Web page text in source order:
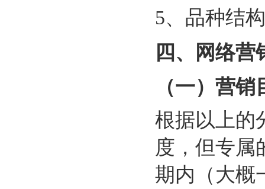
5、品种结
四、网络营
（一）营
根据以上的
度，但专属
期内（大概